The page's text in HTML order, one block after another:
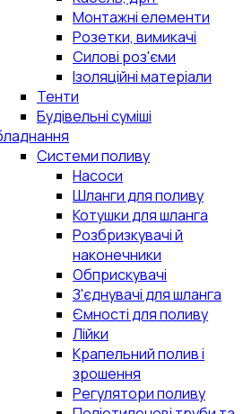
Монтажні елементи
Розетки, вимикачі
Силові роз'єми
Ізоляційні матеріали
Тенти
Будівельні суміші
Системи поливу
Насоси
Шланги для поливу
Котушки для шланга
Розбризкувачі й
наконечники
Обприскувачі
З'єднувачі для шланга
Ємності для поливу
Лійки
Крапельний полив і
зрошення
Регулятори поливу